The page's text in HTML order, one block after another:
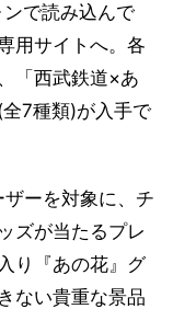
で読み込んで
用サイトへ。各
「西武鉄道×あ
7種類)が入手で
ーを対象に、チ
ズが当たるプレ
り『あの花』グ
ない貴重な景品